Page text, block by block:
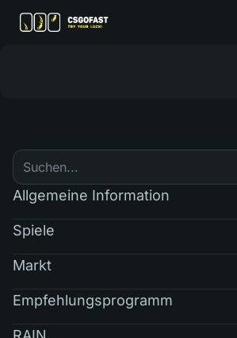
Allgemeine Information
Spiele
Markt
Empfehlungsprogramm